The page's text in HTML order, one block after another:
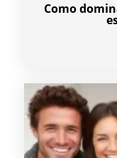
Como